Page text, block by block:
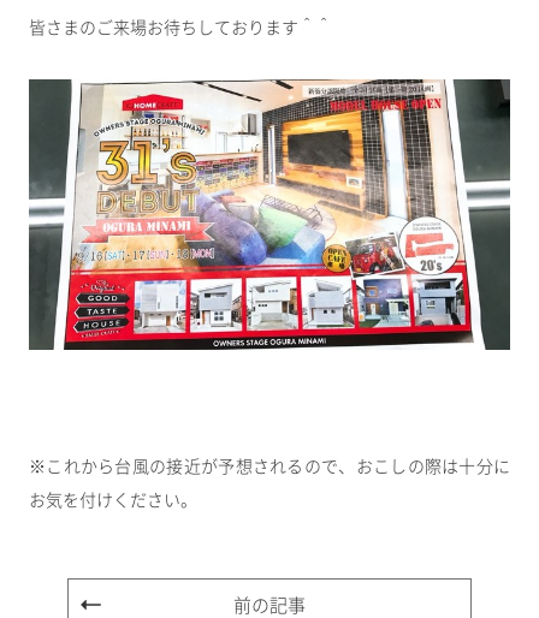
皆さまのご来場お待ちしております＾＾
※これから台風の接近が予想されるので、おこしの際は十分に
お気を付けください。
前の記事